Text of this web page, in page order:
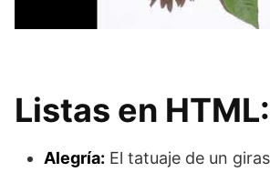
Listas en HTML:
Alegría: El tatuaje de un